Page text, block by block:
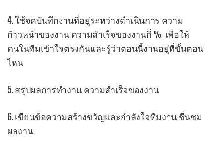
4. ใช้จดบันทึกงานที่อยู่ระหว่างดำเนินการ ความ
ก้าวหน้าของงาน ความสำเร็จของงานกี่ % เพื่อให้
คนในทีมเข้าใจตรงกันและรู้ว่าตอนนี้งานอยู่ที่ขั้นตอน
ไหน
5. สรุปผลการทำงาน ความสำเร็จของงาน
6. เขียนข้อความสร้างขวัญและกำลังใจทีมงาน ชื่นชม
ผลงาน